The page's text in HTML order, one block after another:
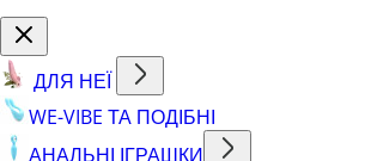
ДЛЯ НЕЇ
WE-VIBE ТА ПОДІБНІ
АНАЛЬНІ ІГРАШКИ